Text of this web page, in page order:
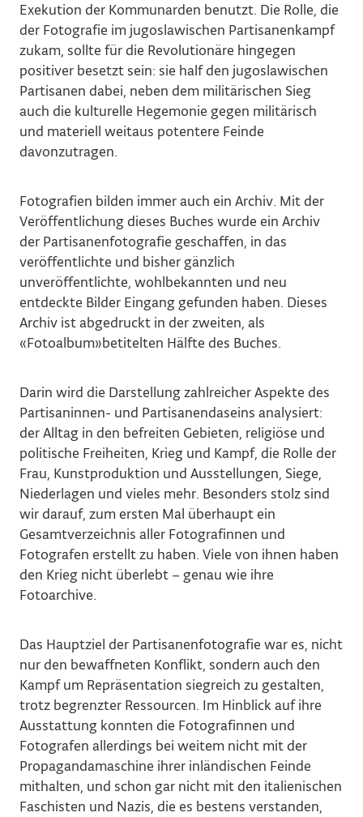
Exekution der Kommunarden benutzt. Die Rolle, die
der Fotografie im jugoslawischen Partisanenkampf
zukam, sollte für die Revolutionäre hingegen
positiver besetzt sein: sie half den jugoslawischen
Partisanen dabei, neben dem militärischen Sieg
auch die kulturelle Hegemonie gegen militärisch
und materiell weitaus potentere Feinde
davonzutragen.
Fotografien bilden immer auch ein Archiv. Mit der
Veröffentlichung dieses Buches wurde ein Archiv
der Partisanenfotografie geschaffen, in das
veröffentlichte und bisher gänzlich
unveröffentlichte, wohlbekannten und neu
entdeckte Bilder Eingang gefunden haben. Dieses
Archiv ist abgedruckt in der zweiten, als
«Fotoalbum»betitelten Hälfte des Buches.
Darin wird die Darstellung zahlreicher Aspekte des
Partisaninnen- und Partisanendaseins analysiert:
der Alltag in den befreiten Gebieten, religiöse und
politische Freiheiten, Krieg und Kampf, die Rolle der
Frau, Kunstproduktion und Ausstellungen, Siege,
Niederlagen und vieles mehr. Besonders stolz sind
wir darauf, zum ersten Mal überhaupt ein
Gesamtverzeichnis aller Fotografinnen und
Fotografen erstellt zu haben. Viele von ihnen haben
den Krieg nicht überlebt – genau wie ihre
Fotoarchive.
Das Hauptziel der Partisanenfotografie war es, nicht
nur den bewaffneten Konflikt, sondern auch den
Kampf um Repräsentation siegreich zu gestalten,
trotz begrenzter Ressourcen. Im Hinblick auf ihre
Ausstattung konnten die Fotografinnen und
Fotografen allerdings bei weitem nicht mit der
Propagandamaschine ihrer inländischen Feinde
mithalten, und schon gar nicht mit den italienischen
Faschisten und Nazis, die es bestens verstanden,